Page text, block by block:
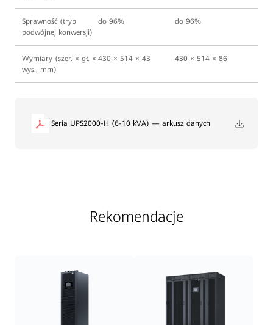
Sprawność (tryb
podwójnej konwersji)
do 96% do 96%
Wymiary (szer. × gł. ×
wys., mm)
430 × 514 × 43 430 × 514 × 86
Seria UPS2000-H (6-10 kVA) — arkusz danych
Rekomendacje